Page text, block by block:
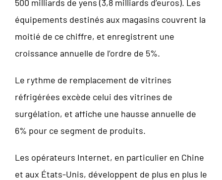
500 milliards de yens (3,8 milliards d’euros). Les
équipements destinés aux magasins couvrent la
moitié de ce chiffre, et enregistrent une
croissance annuelle de l’ordre de 5%.
Le rythme de remplacement de vitrines
réfrigérées excède celui des vitrines de
surgélation, et affiche une hausse annuelle de
6% pour ce segment de produits.
Les opérateurs Internet, en particulier en Chine
et aux États-Unis, développent de plus en plus le